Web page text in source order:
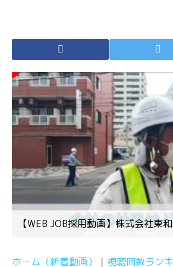
【WEB JOB採用動画】株式会社
ホーム（新着動画） 視聴回数ラン